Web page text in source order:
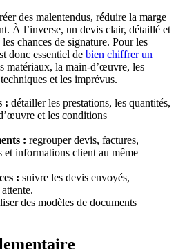
des malentendus, réduire la marge
À l’inverse, un devis clair, détaillé et
chances de signature. Pour les
donc essentiel de bien chiffrer un
matériaux, la main-d’œuvre, les
et les imprévus.
: détailler les prestations, les quantités,
et les conditions
: regrouper devis, factures,
et informations client au même
: suivre les devis envoyés,
des modèles de documents